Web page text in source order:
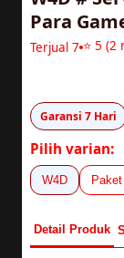
Para
Terjual 7 ⭐ 5 (2
Garansi 7 Hari
Pilih varian:
W4D
Detail Produk